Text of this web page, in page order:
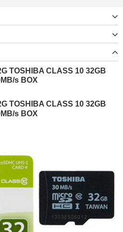
TOSHIBA CLASS 10 32GB
s BOX
TOSHIBA CLASS 10 32GB
s BOX